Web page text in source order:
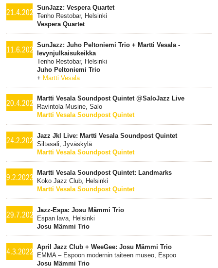
21.4.2024SunJazz: Vespera Quartet
Tenho Restobar, Helsinki
Vespera Quartet
11.6.2023SunJazz: Juho Peltoniemi Trio + Martti Vesala -
levynjulkaisukeikka
Tenho Restobar, Helsinki
Juho Peltoniemi Trio
+ Martti Vesala
20.4.2023Martti Vesala Soundpost Quintet @SaloJazz Live
Ravintola Musine, Salo
Martti Vesala Soundpost Quintet
24.2.2023Jazz Jkl Live: Martti Vesala Soundpost Quintet
Siltasali, Jyväskylä
Martti Vesala Soundpost Quintet
9.2.2023
Martti Vesala Soundpost Quintet: Landmarks
Koko Jazz Club, Helsinki
Martti Vesala Soundpost Quintet
29.7.2022Jazz-Espa: Josu Mämmi Trio
Espan lava, Helsinki
Josu Mämmi Trio
4.3.2022
April Jazz Club + WeeGee: Josu Mämmi Trio
EMMA – Espoon modernin taiteen museo, Espoo
Josu Mämmi Trio